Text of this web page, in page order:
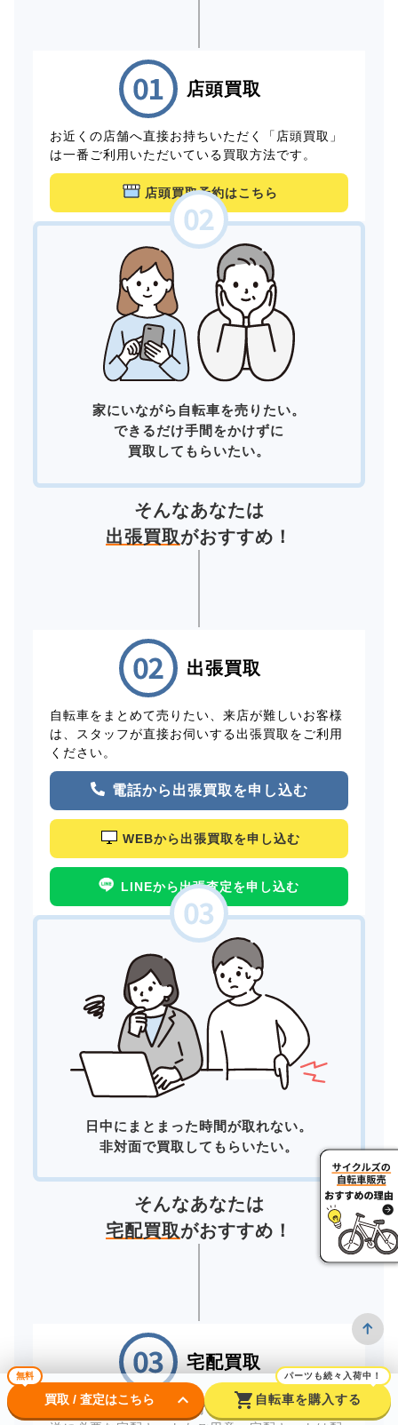
店頭買取
お近くの店舗へ直接お持ちいただく「店頭買取」
は一番ご利用いただいている買取方法です。
店頭買取予約はこちら
家にいながら自転車を売りたい。
できるだけ手間をかけずに
買取してもらいたい。
そんなあなたは
出張買取がおすすめ！
出張買取
自転車をまとめて売りたい、来店が難しいお客様
は、スタッフが直接お伺いする出張買取をご利用
ください。
電話から出張買取を申し込む
WEBから出張買取を申し込む
LINEから出張査定を申し込む
日中にまとまった時間が取れない。
非対面で買取してもらいたい。
そんなあなたは
宅配買取がおすすめ！
宅配買取
自宅にいながら買取が完了する「宅配買取」。配
無料
買取 / 査定はこちら keyboard_arrow_down shopping_cart
パーツも続々入荷中！
自転車を購入する